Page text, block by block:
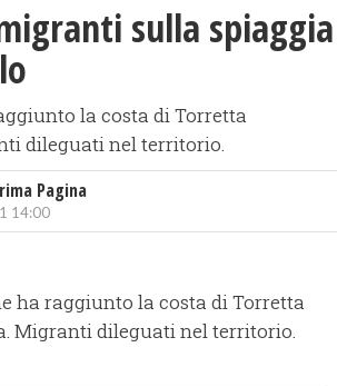
sulla spiaggia
la costa di Torretta
dileguati nel territorio.
Pagina
14:00
ha raggiunto la costa di Torretta
Migranti dileguati nel territorio.